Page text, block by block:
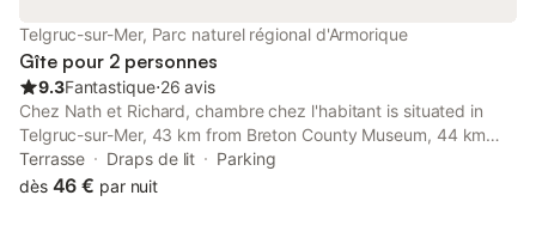
Telgruc-sur-Mer, Parc naturel régional d'Armorique
Gîte pour 2 personnes
9.3Fantastique⋅26 avis
Chez Nath et Richard, chambre chez l'habitant is situated in
Telgruc-sur-Mer, 43 km from Breton County Museum, 44 km
from Quimper Train Station, and 43 km from Le Palais des
Evêques de Quimper.
Terrasse Draps de lit
Parking
dès 46 € par nuit